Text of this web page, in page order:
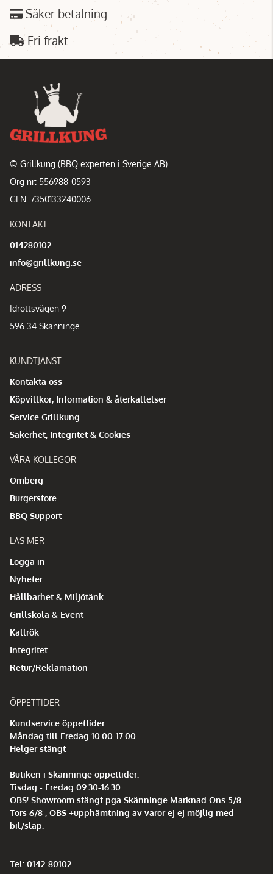
Säker betalning
Fri frakt
© Grillkung (BBQ experten i Sverige AB)
Org nr: 556988-0593
GLN: 7350133240006
KONTAKT
014280102
info@grillkung.se
ADRESS
Idrottsvägen 9
596 34 Skänninge
KUNDTJÄNST
Kontakta oss
Köpvillkor, Information & återkallelser
Service Grillkung
Säkerhet, Integritet & Cookies
VÅRA KOLLEGOR
Omberg
Burgerstore
BBQ Support
LÄS MER
Logga in
Nyheter
Hållbarhet & Miljötänk
Grillskola & Event
Kallrök
Integritet
Retur/Reklamation
ÖPPETTIDER
Kundservice öppettider:
Måndag till Fredag 10.00-17.00
Helger stängt
Butiken i Skänninge öppettider:
Tisdag - Fredag 09.30-16.30
OBS! Showroom stängt pga Skänninge Marknad Ons 5/8 -
Tors 6/8 , OBS +upphämtning av varor ej ej möjlig med
bil/släp.
Tel: 0142-80102